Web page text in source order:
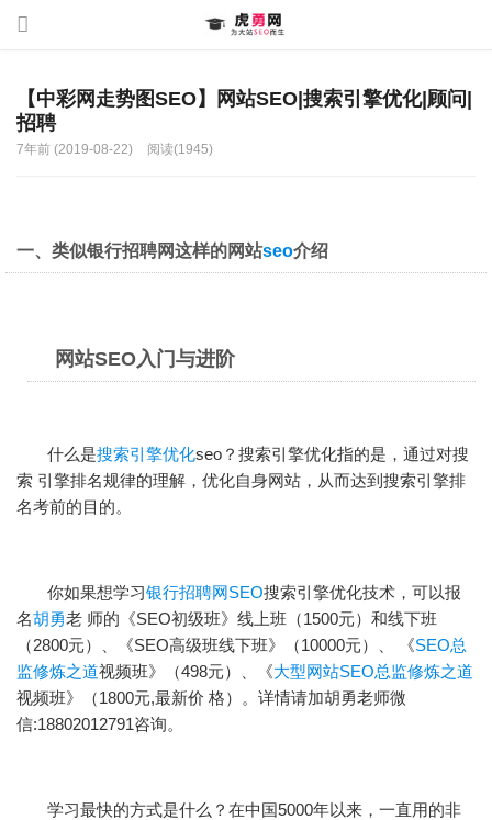
【中彩网走势图SEO】网站SEO|搜索引擎优化|顾问|
招聘
7年前 (2019-08-22) 阅读(1945)
一、类似银行招聘网这样的网站seo介绍
网站SEO入门与进阶
什么是搜索引擎优化seo？ 搜索引擎优化指的是，通过对搜
索 引擎排名规律的理解，优化自身网站，从而达到搜索引擎排
名考前的目的。
你如果想学习银行招聘网SEO搜索引擎优化技术，可以报
名胡勇老 师的《SEO初级班》线上班（1500元）和线下班
（2800元）、《SEO高级班线下班》（10000元）、 《SEO总
监修炼之道视频班》（498元）、《大型网站SEO总监修炼之道
视频班》（1800元,最新价 格）。详情请加胡勇老师微
信:18802012791咨询。
学习最快的方式是什么？在中国5000年以来，一直用的非